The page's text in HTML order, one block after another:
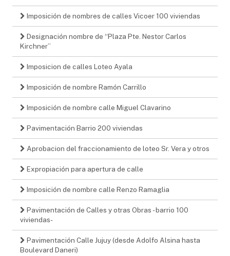
Imposición de nombres de calles Vicoer 100 viviendas
Designación nombre de “Plaza Pte. Nestor Carlos
Kirchner”
Imposicion de calles Loteo Ayala
Imposición de nombre Ramón Carrillo
Imposición de nombre calle Miguel Clavarino
Pavimentación Barrio 200 viviendas
Aprobacion del fraccionamiento de loteo Sr. Vera y otros
Expropiación para apertura de calle
Imposición de nombre calle Renzo Ramaglia
Pavimentación de Calles y otras Obras - barrio 100
viviendas-
Pavimentación Calle Jujuy (desde Adolfo Alsina hasta
Boulevard Daneri)